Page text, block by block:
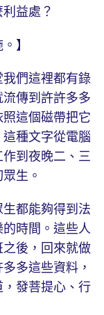
益處？
】
們這裡都有錄
傳到許許多多
這個磁帶把它
種文字從電腦
到夜晚二、三
生。
都能夠得到法
時間。這些人
後，回來就做
多這些資料，
發菩提心、行